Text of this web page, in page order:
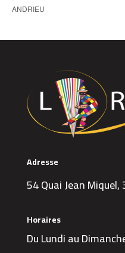
ANDRIEU
Adresse
54 Quai Jean Miquel,
Horaires
Du Lundi au